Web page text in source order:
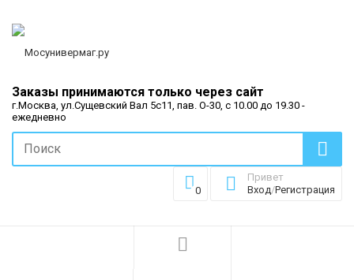
Заказы принимаются только через сайт
г.Москва, ул.Сущевский Вал 5с11, пав. О-30, с 10.00 до 19.30 -
ежедневно
0
Привет
Вход/Регистрация